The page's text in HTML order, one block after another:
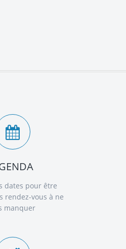
dates pour être
rendez-vous à ne
manquer